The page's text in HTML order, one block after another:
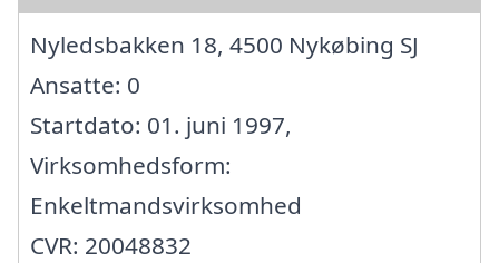
Nyledsbakken 18, 4500 Nykøbing SJ
Ansatte: 0
Startdato: 01. juni 1997,
Virksomhedsform:
Enkeltmandsvirksomhed
CVR: 20048832